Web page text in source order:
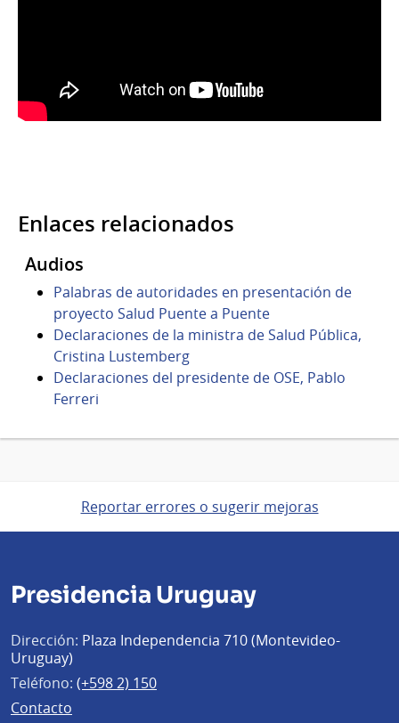
Enlaces relacionados
Audios
Palabras de autoridades en presentación de
proyecto Salud Puente a Puente
Declaraciones de la ministra de Salud Pública,
Cristina Lustemberg
Declaraciones del presidente de OSE, Pablo
Ferreri
Reportar errores o sugerir mejoras
Presidencia Uruguay
Dirección: Plaza Independencia 710 (Montevideo-
Uruguay)
Teléfono: (+598 2) 150
Contacto